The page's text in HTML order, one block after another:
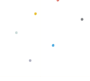
Baca selengkapnya